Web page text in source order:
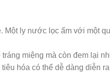
Một ly nước lọc ấm với một
miệng mà còn đem lại
hóa có thể dễ dàng